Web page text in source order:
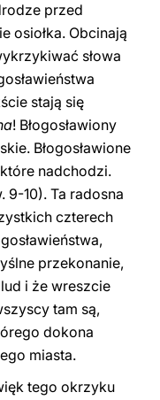
przed
osiołka. Obcinają
słowa
stają się
! Błogosławiony
Błogosławione
nadchodzi.
9-10). Ta radosna
czterech
przekonanie,
i że wreszcie
tam są,
dokona
miasta.
tego okrzyku